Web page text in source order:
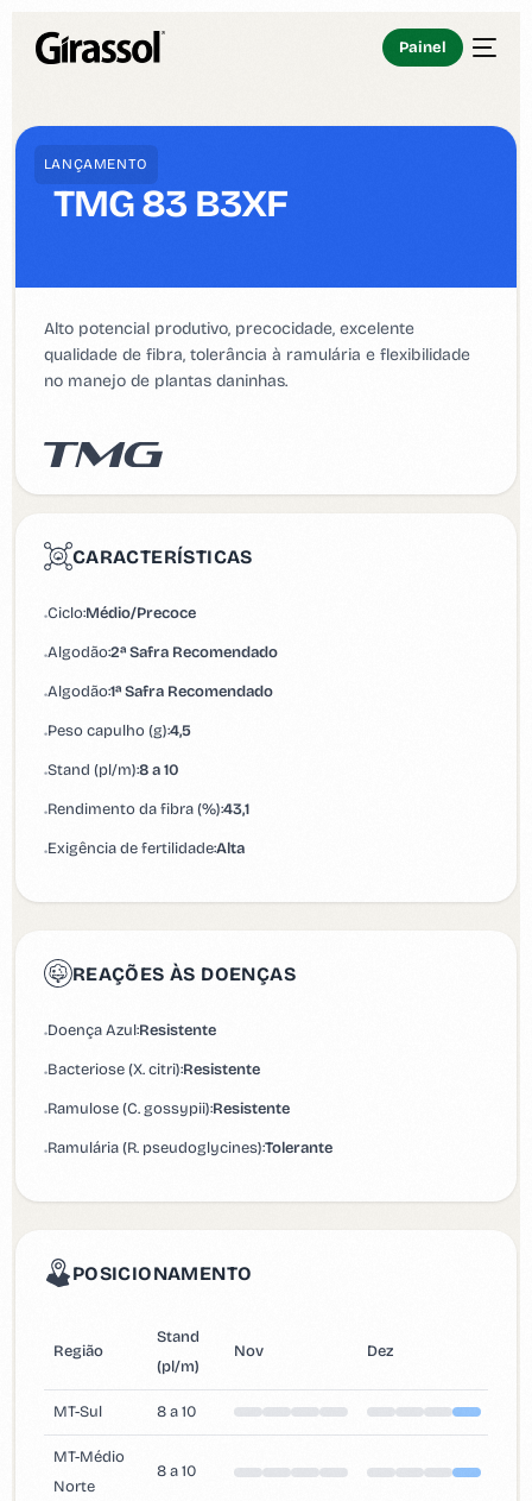
Painel
LANÇAMENTO
TMG 83 B3XF
Alto potencial produtivo, precocidade, excelente
qualidade de fibra, tolerância à ramulária e flexibilidade
no manejo de plantas daninhas.
CARACTERÍSTICAS
•Ciclo:Médio/Precoce
•Algodão:2ª Safra Recomendado
•Algodão:1ª Safra Recomendado
•Peso capulho (g):4,5
•Stand (pl/m):8 a 10
•Rendimento da fibra (%):43,1
•Exigência de fertilidade:Alta
REAÇÕES ÀS DOENÇAS
•Doença Azul:Resistente
•Bacteriose (X. citri):Resistente
•Ramulose (C. gossypii):Resistente
•Ramulária (R. pseudoglycines):Tolerante
POSICIONAMENTO
Região
Stand
(pl/m)
Nov Dez
MT-Sul 8 a 10
MT-Médio
Norte
8 a 10